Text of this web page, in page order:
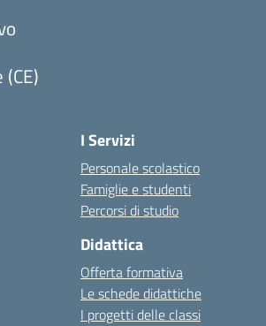
I Servizi
Personale scolastico
Famiglie e studenti
Percorsi di studio
Didattica
Offerta formativa
Le schede didattiche
I progetti delle classi